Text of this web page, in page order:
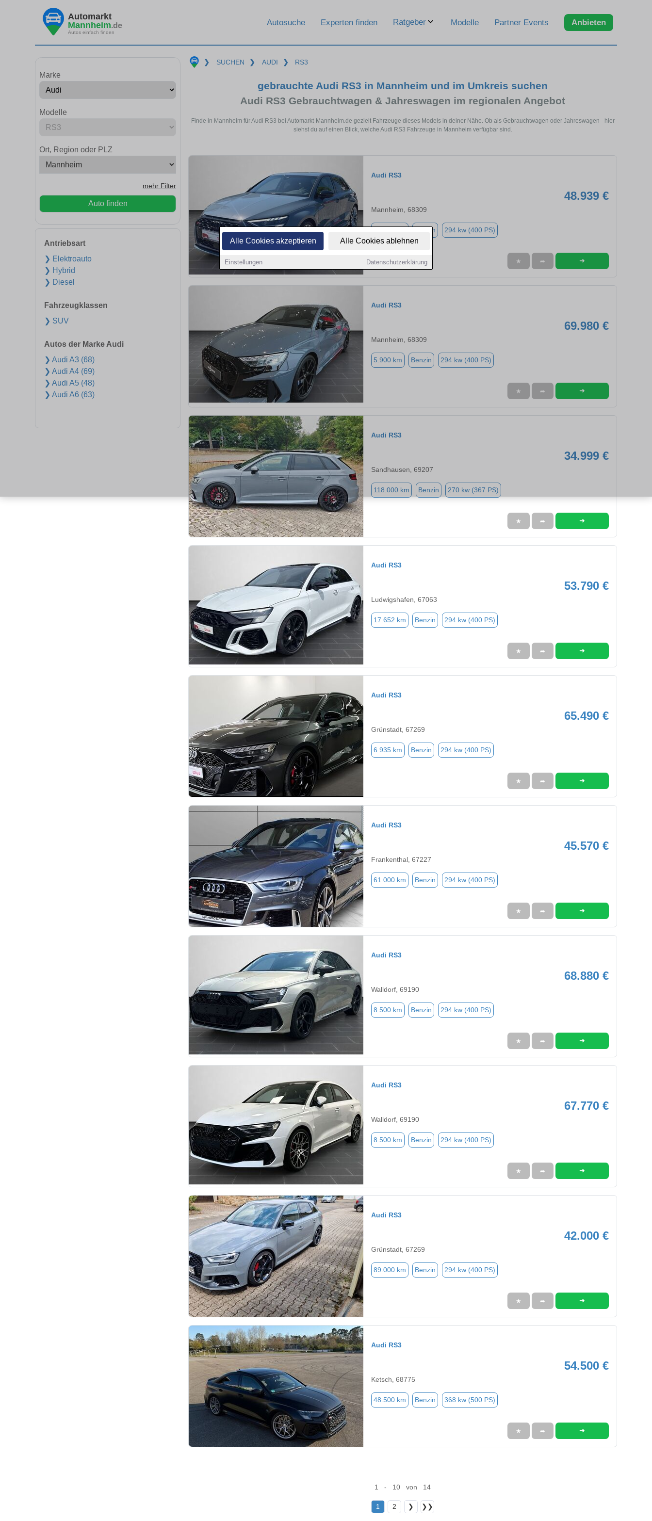
Alle Cookies akzeptieren Alle Cookies ablehnen
Einstellungen Datenschutzerklärung
Automarkt
Mannheim.de
Autos einfach finden
Autosuche Experten finden Ratgeber Modelle Partner Events Anbieten
Marke
Modelle
Ort, Region oder PLZ
mehr Filter
Auto finden
Antriebsart
❯ Elektroauto
❯ Hybrid
❯ Diesel
Fahrzeugklassen
❯ SUV
Autos der Marke Audi
❯ Audi A3 (68)
❯ Audi A4 (69)
❯ Audi A5 (48)
❯ Audi A6 (63)
❯ SUCHEN ❯ AUDI ❯ RS3
gebrauchte Audi RS3 in Mannheim und im Umkreis suchen
Audi RS3 Gebrauchtwagen & Jahreswagen im regionalen Angebot
Finde in Mannheim für Audi RS3 bei Automarkt-Mannheim.de gezielt Fahrzeuge dieses Models in deiner Nähe. Ob als Gebrauchtwagen oder Jahreswagen - hier
siehst du auf einen Blick, welche Audi RS3 Fahrzeuge in Mannheim verfügbar sind.
Audi RS3
48.939 €
Mannheim, 68309
Benzin 294 kw (400 PS)
★ ➦ ➜
Audi RS3
69.980 €
Mannheim, 68309
5.900 km Benzin 294 kw (400 PS)
★ ➦ ➜
Audi RS3
34.999 €
Sandhausen, 69207
118.000 km Benzin 270 kw (367 PS)
★ ➦ ➜
Audi RS3
53.790 €
Ludwigshafen, 67063
17.652 km Benzin 294 kw (400 PS)
★ ➦ ➜
Audi RS3
65.490 €
Grünstadt, 67269
6.935 km Benzin 294 kw (400 PS)
★ ➦ ➜
Audi RS3
45.570 €
Frankenthal, 67227
61.000 km Benzin 294 kw (400 PS)
★ ➦ ➜
Audi RS3
68.880 €
Walldorf, 69190
8.500 km Benzin 294 kw (400 PS)
★ ➦ ➜
Audi RS3
67.770 €
Walldorf, 69190
8.500 km Benzin 294 kw (400 PS)
★ ➦ ➜
Audi RS3
42.000 €
Grünstadt, 67269
89.000 km Benzin 294 kw (400 PS)
★ ➦ ➜
Audi RS3
54.500 €
Ketsch, 68775
48.500 km Benzin 368 kw (500 PS)
★ ➦ ➜
1 - 10 von 14
1 2 ❯ ❯❯